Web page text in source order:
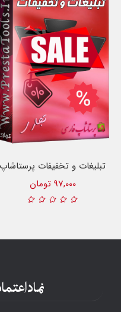
تبلیغات و تخفیفات پرستاشاپ
97,000 تومان
نماد